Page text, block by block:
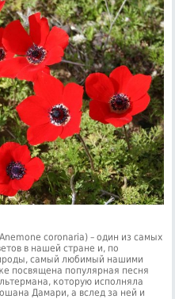
coronaria) – один из самых
в нашей стране и, по
самый любимый нашими
посвящена популярная песня
которую исполняла
Дамари, а вслед за ней и